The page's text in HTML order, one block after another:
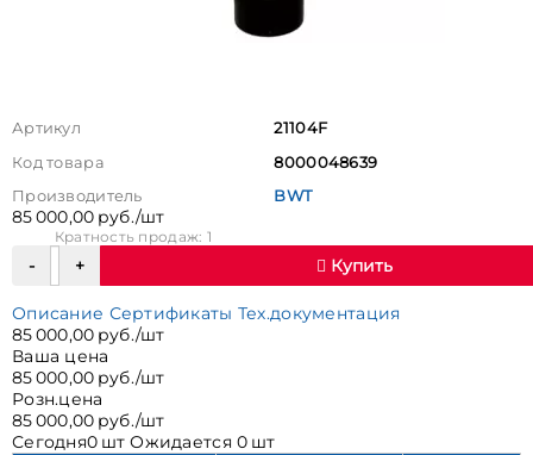
Артикул
21104F
Код товара
8000048639
Производитель
BWT
85 000,00 руб./шт
Кратность продаж: 1
Купить
Описание Сертификаты Тех.документация
85 000,00 руб./шт
Ваша цена
85 000,00 руб./шт
Розн.цена
85 000,00 руб./шт
Сегодня0 шт Ожидается 0 шт